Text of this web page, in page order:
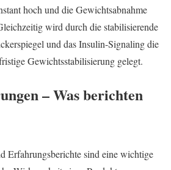
hoch und die Gewichtsabnahme
wird durch die stabilisierende
und das Insulin-Signaling die
Gewichtsstabilisierung gelegt.
– Was berichten
Erfahrungsberichte sind eine wichtige